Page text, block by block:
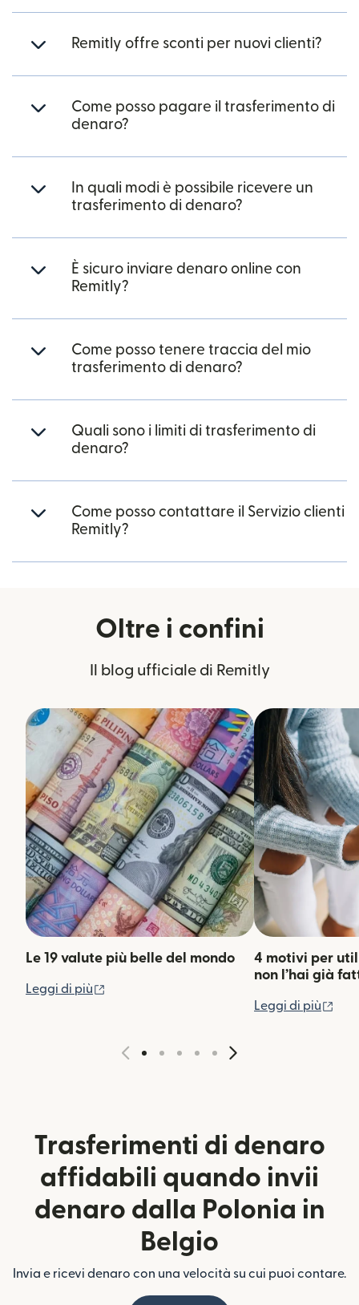
Remitly offre sconti per nuovi clienti?
Come posso pagare il trasferimento di
denaro?
In quali modi è possibile ricevere un
trasferimento di denaro?
È sicuro inviare denaro online con
Remitly?
Come posso tenere traccia del mio
trasferimento di denaro?
Quali sono i limiti di trasferimento di
denaro?
Come posso contattare il Servizio clienti
Remitly?
Oltre i confini
Il blog ufficiale di Remitly
Le 19 valute più belle del mondo
Leggi di più
4 motivi per
non l’hai già
Leggi di più
Trasferimenti di denaro
affidabili quando invii
denaro dalla Polonia in
Belgio
Invia e ricevi denaro con una velocità su cui puoi contare.